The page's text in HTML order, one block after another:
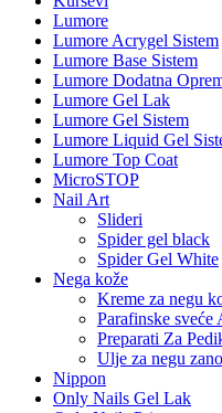
Lumore
Lumore Acrygel Sistem
Lumore Base Sistem
Lumore Dodatna
Lumore Gel Lak
Lumore Gel Sistem
Lumore Liquid Gel
Lumore Top Coat
MicroSTOP
Nail Art
Slideri
Spider gel black
Spider Gel White
Nega kože
Kreme za negu
Parafinske sveće
Preparati Za
Ulje za negu
Nippon
Only Nails Gel Lak